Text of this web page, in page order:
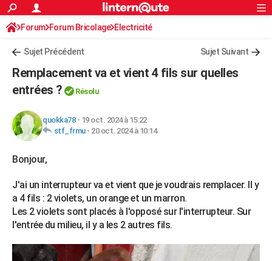
ACTUALITÉS
Politique
Société
Faits Divers
Education
Monde
Villes
+
Programme TV
Streaming
Cinéma
Sorties cinéma
Musique
FINANCE
Retraite
Impôts
Epargne
Immobilier
Risques naturels par ville
Banque
Assurance
Crédit
AUTO
Essais
Réserver un essai
Citadines
Berlines
SUV
Forum auto
+HIGH-TECH
Mobiles
Meilleur smartphone
Internet
Ordinateurs
Jeux vidéo
Guide high-tech
BRICOLAGE
Forum
Aménagement intérieur
Extérieur
Cuisine
Salle de bains
Jardinage
Rangement
WEEK-END
Guides de France
Escapades
Patrimoine
Expositions
Musées
Week-end nature
+LIFESTYLE
Alimentation
Guide de la santé
Maladies
Médicaments
Sommeil
S'inscrire
Connexion
Forum Forum Bricolage Electricité
Sujet Précédent Sujet Suivant
Remplacement va et vient 4 fils sur quelles
entrées ?
Résolu
quokka78- 19 oct. 2024 à 15:22
stf_frmu- 20 oct. 2024 à 10:14
Bonjour,
J'ai un interrupteur va et vient que je voudrais remplacer. Il y
a 4 fils : 2 violets, un orange et un marron.
Les 2 violets sont placés à l'opposé sur l'interrupteur. Sur
l'entrée du milieu, il y a les 2 autres fils.